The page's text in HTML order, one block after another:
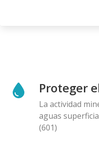
Proteger
La actividad
aguas
(601)